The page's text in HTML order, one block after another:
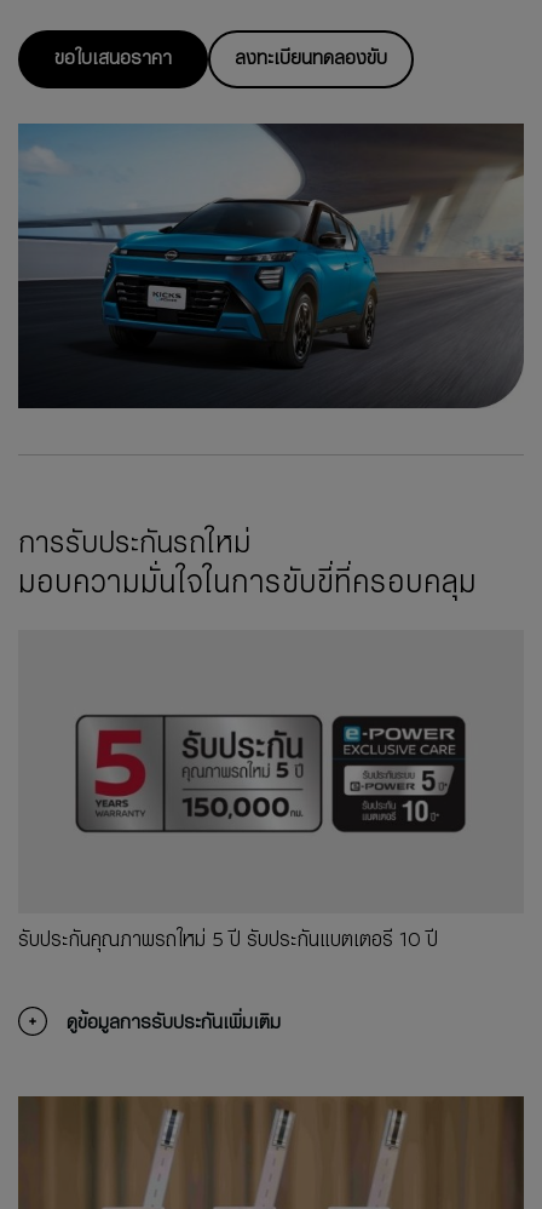
ขอใบเสนอราคา ลงทะเบียนทดลองขับ
มอบความมั่นใจในการขับขี่ที่ครอบคลุม
การรับประกันรถใหม่
รับประกันคุณภาพรถใหม่ 5 ปี รับประกันแบตเตอรี 10 ปี
ดูข้อมูลการรับประกันเพิ่มเติม